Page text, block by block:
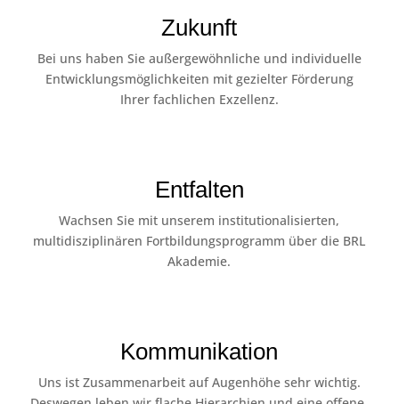
Zukunft
Bei uns haben Sie außergewöhnliche und individuelle
Entwicklungsmöglichkeiten mit gezielter Förderung
Ihrer fachlichen Exzellenz.
Entfalten
Wachsen Sie mit unserem institutionalisierten,
multidisziplinären Fortbildungsprogramm über die BRL
Akademie.
Kommunikation
Uns ist Zusammenarbeit auf Augenhöhe sehr wichtig.